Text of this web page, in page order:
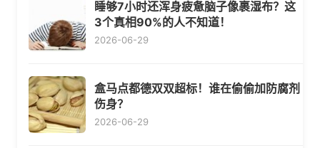
睡够7小时还浑身疲惫脑子像裹湿布？这
3个真相90%的人不知道！
2026-06-29
盒马点都德双双超标！谁在偷偷加防腐剂
伤身？
2026-06-29